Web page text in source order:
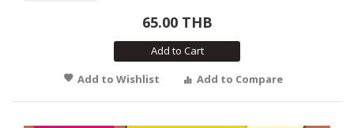
65.00 THB
Add to Cart
Add to Wishlist
Add to Compare